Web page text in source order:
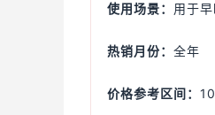
使用场景： 用于
热销月份： 全年
价格参考区间：